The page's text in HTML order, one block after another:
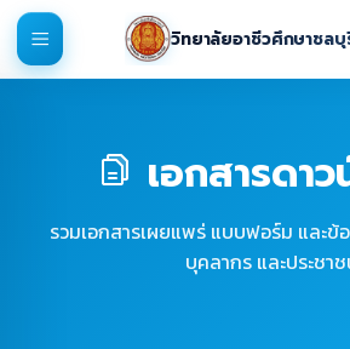
วิทยาลัยอาชีวศึกษาชลบุ
เอกสารดา
รวมเอกสารเผยแพร่ แบบฟอร์ม และข้
บุคลากร และประชา